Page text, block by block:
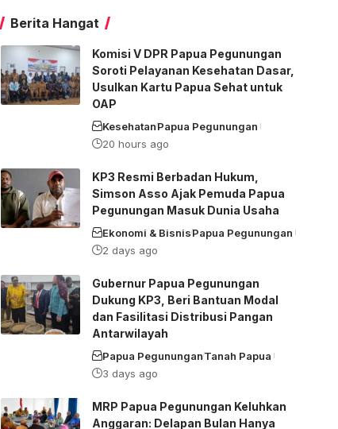
Berita Hangat
Komisi V DPR Papua Pegunungan
Soroti Pelayanan Kesehatan Dasar,
Usulkan Kartu Papua Sehat untuk
OAP
KesehatanPapua Pegunungan
20 hours ago
KP3 Resmi Berbadan Hukum,
Simson Asso Ajak Pemuda Papua
Pegunungan Masuk Dunia Usaha
Ekonomi & BisnisPapua Pegunungan
2 days ago
Gubernur Papua Pegunungan
Dukung KP3, Beri Bantuan Modal
dan Fasilitasi Distribusi Pangan
Antarwilayah
Papua PegununganTanah Papua
3 days ago
MRP Papua Pegunungan Keluhkan
Anggaran: Delapan Bulan Hanya